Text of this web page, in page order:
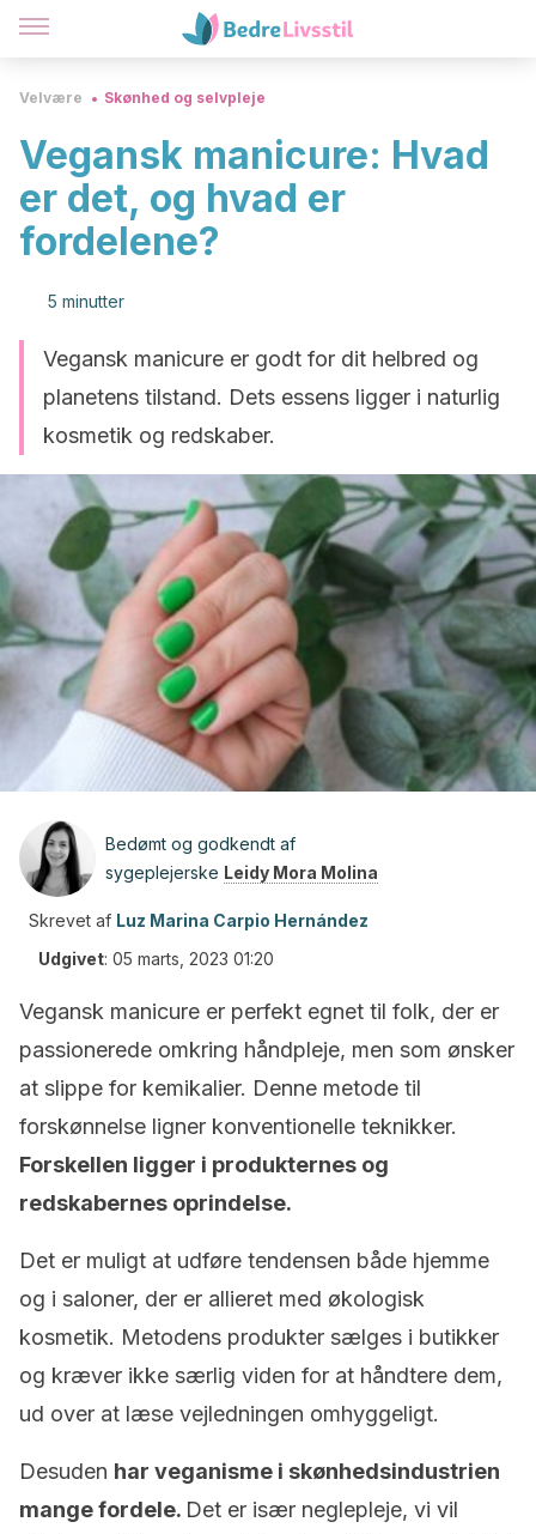
Velvære Skønhed og selvpleje
Vegansk manicure: Hvad
er det, og hvad er
fordelene?
5 minutter
Vegansk manicure er godt for dit helbred og
planetens tilstand. Dets essens ligger i naturlig
kosmetik og redskaber.
Bedømt og godkendt af
sygeplejerske Leidy Mora Molina
Skrevet af Luz Marina Carpio Hernández
Udgivet: 05 marts, 2023 01:20
Vegansk manicure er perfekt egnet til folk, der er
passionerede omkring håndpleje, men som ønsker
at slippe for kemikalier. Denne metode til
forskønnelse ligner konventionelle teknikker.
Forskellen ligger i produkternes og
redskabernes oprindelse.
Det er muligt at udføre tendensen både hjemme
og i saloner, der er allieret med økologisk
kosmetik. Metodens produkter sælges i butikker
og kræver ikke særlig viden for at håndtere dem,
ud over at læse vejledningen omhyggeligt.
Desuden har veganisme i skønhedsindustrien
mange fordele. Det er især neglepleje, vi vil